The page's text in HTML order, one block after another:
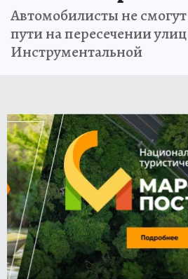
Автомобилисты не смогут
пути на пересечении
Инструментальной